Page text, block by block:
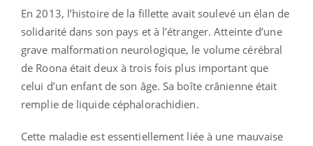
En 2013, l’histoire de la fillette avait soulevé un élan de
solidarité dans son pays et à l’étranger. Atteinte d’une
grave malformation neurologique, le volume cérébral
de Roona était deux à trois fois plus important que
celui d’un enfant de son âge. Sa boîte crânienne était
remplie de liquide céphalorachidien.
Cette maladie est essentiellement liée à une mauvaise